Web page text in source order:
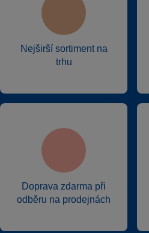
Nejširší sortiment na
trhu
Doprava zdarma při
odběru na prodejnách